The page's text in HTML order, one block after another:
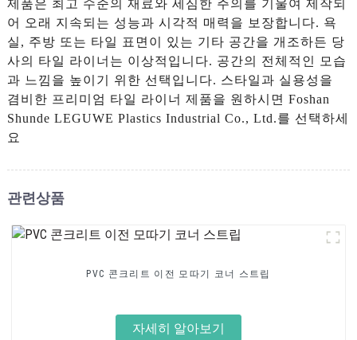
제품은 최고 수준의 재료와 세심한 주의를 기울여 제작되
어 오래 지속되는 성능과 시각적 매력을 보장합니다. 욕
실, 주방 또는 타일 표면이 있는 기타 공간을 개조하든 당
사의 타일 라이너는 이상적입니다. 공간의 전체적인 모습
과 느낌을 높이기 위한 선택입니다. 스타일과 실용성을
겸비한 프리미엄 타일 라이너 제품을 원하시면 Foshan
Shunde LEGUWE Plastics Industrial Co., Ltd.를 선택하세
요
관련상품
PVC 콘크리트 이전 모따기 코너 스트립
자세히 알아보기